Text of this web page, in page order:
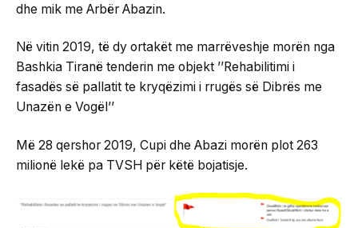
dhe mik me Arbër Abazin.
Në vitin 2019, të dy ortakët me marrëveshje morën nga
Bashkia Tiranë tenderin me objekt ’’Rehabilitimi i
fasadës së pallatit te kryqëzimi i rrugës së Dibrës me
Unazën e Vogël’’
Më 28 qershor 2019, Cupi dhe Abazi morën plot 263
milionë lekë pa TVSH për këtë bojatisje.